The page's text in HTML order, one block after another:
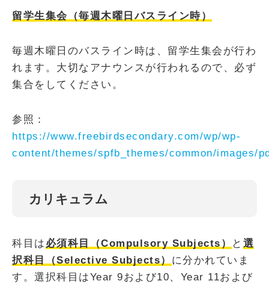
留学生集会（毎週木曜日バスライン時）
毎週木曜日のバスライン時は、留学生集会が行わ
れます。大切なアナウンスが行われるので、必ず
集合をしてください。
参照：
https://www.freebirdsecondary.com/wp/wp-
content/themes/spfb_themes/common/images/
カリキュラム
科目は 必須科目（Compulsory Subjects） と 選
択科目（Selective Subjects） に分かれていま
す。選択科目はYear 9および10、Year 11および